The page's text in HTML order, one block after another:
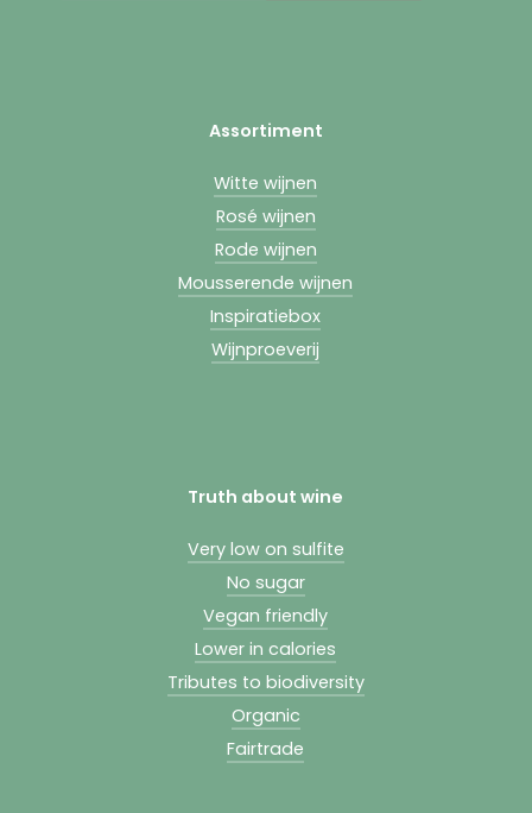
Assortiment
Witte wijnen
Rosé wijnen
Rode wijnen
Mousserende wijnen
Inspiratiebox
Wijnproeverij
Truth about wine
Very low on sulfite
No sugar
Vegan friendly
Lower in calories
Tributes to biodiversity
Organic
Fairtrade